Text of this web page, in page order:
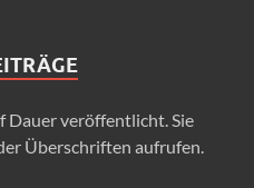
Dauer veröffentlicht. Sie
Überschriften aufrufen.